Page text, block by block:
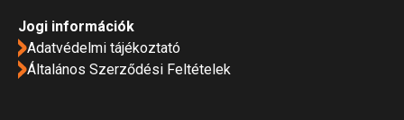
Jogi információk
Adatvédelmi tájékoztató
Általános Szerződési Feltételek